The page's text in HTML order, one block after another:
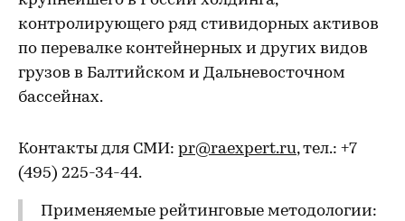
контролирующего ряд стивидорных активов
по перевалке контейнерных и других видов
грузов в Балтийском и Дальневосточном
бассейнах.
Контакты для СМИ: pr@raexpert.ru, тел.: +7
(495) 225-34-44.
Применяемые рейтинговые методологии: